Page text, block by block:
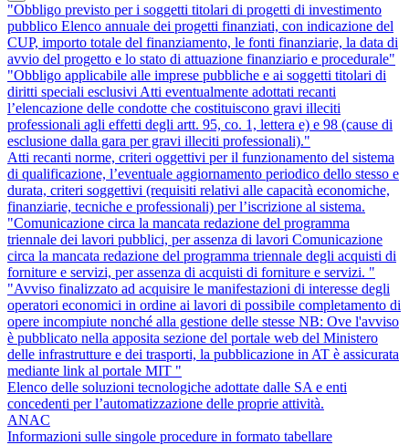
"Obbligo previsto per i soggetti titolari di progetti di investimento
pubblico Elenco annuale dei progetti finanziati, con indicazione del
CUP, importo totale del finanziamento, le fonti finanziarie, la data di
avvio del progetto e lo stato di attuazione finanziario e procedurale"
"Obbligo applicabile alle imprese pubbliche e ai soggetti titolari di
diritti speciali esclusivi Atti eventualmente adottati recanti
l’elencazione delle condotte che costituiscono gravi illeciti
professionali agli effetti degli artt. 95, co. 1, lettera e) e 98 (cause di
esclusione dalla gara per gravi illeciti professionali)."
Atti recanti norme, criteri oggettivi per il funzionamento del sistema
di qualificazione, l’eventuale aggiornamento periodico dello stesso e
durata, criteri soggettivi (requisiti relativi alle capacità economiche,
finanziarie, tecniche e professionali) per l’iscrizione al sistema.
"Comunicazione circa la mancata redazione del programma
triennale dei lavori pubblici, per assenza di lavori Comunicazione
circa la mancata redazione del programma triennale degli acquisti di
forniture e servizi, per assenza di acquisti di forniture e servizi. "
"Avviso finalizzato ad acquisire le manifestazioni di interesse degli
operatori economici in ordine ai lavori di possibile completamento di
opere incompiute nonché alla gestione delle stesse NB: Ove l'avviso
è pubblicato nella apposita sezione del portale web del Ministero
delle infrastrutture e dei trasporti, la pubblicazione in AT è assicurata
mediante link al portale MIT "
Elenco delle soluzioni tecnologiche adottate dalle SA e enti
concedenti per l’automatizzazione delle proprie attività.
ANAC
Informazioni sulle singole procedure in formato tabellare